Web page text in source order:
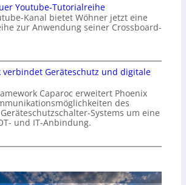
Youtube-Tutorialreihe
Kanal bietet Wöhner jetzt eine
zur Anwendung seiner Crossboard-
verbindet Geräteschutz und digitale
Caparoc erweitert Phoenix
des
Systems um eine
und IT-Anbindung.